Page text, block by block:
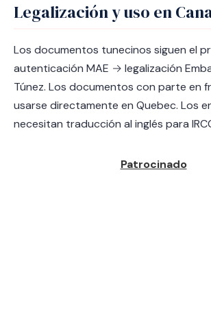
Legalización y uso en
Los documentos tunecinos siguen el
autenticación MAE → legalización
Túnez. Los documentos con parte en
usarse directamente en Quebec. Los
necesitan traducción al inglés para